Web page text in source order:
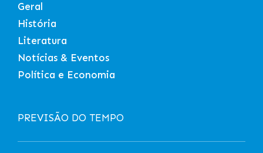
Geral
História
Literatura
Notícias & Eventos
Política e Economia
PREVISÃO DO TEMPO